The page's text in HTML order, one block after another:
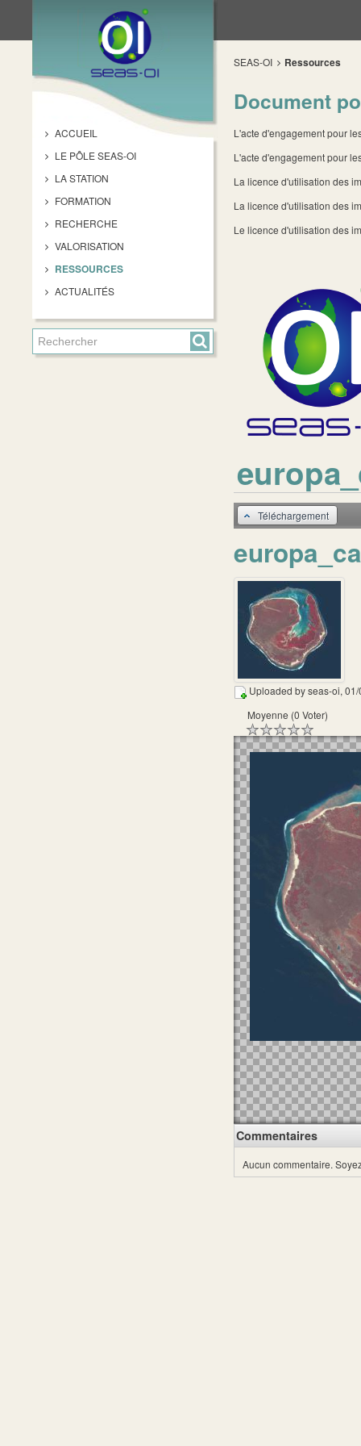
ACCUEIL
LE PÔLE SEAS-OI
LA STATION
FORMATION
RECHERCHE
VALORISATION
RESSOURCES
ACTUALITÉS
SEAS-OI Ressources
Document
L'acte d'engagement pour
L'acte d'engagement pour
La licence d'utilisation des
La licence d'utilisation des
Le licence d'utilisation des
Téléchargement
Uploaded byseas-oi,
Moyenne (0 Voter)
Commentaires
Aucun commentaire.